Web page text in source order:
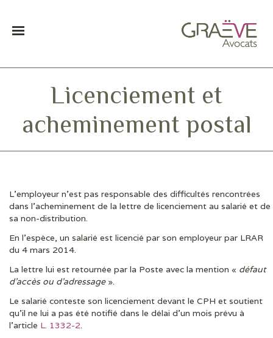
Licenciement et
acheminement postal
L’employeur n’est pas responsable des difficultés rencontrées
dans l’acheminement de la lettre de licenciement au salarié et de
sa non-distribution.
En l’espèce, un salarié est licencié par son employeur par LRAR
du 4 mars 2014.
La lettre lui est retournée par la Poste avec la mention « défaut
d’accès ou d’adressage ».
Le salarié conteste son licenciement devant le CPH et soutient
qu’il ne lui a pas été notifié dans le délai d’un mois prévu à
l’article L. 1332-2.
DERNIÈRES ACTUS